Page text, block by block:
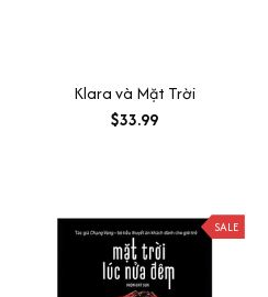
Klara và Mặt Trời
$33.99
SALE